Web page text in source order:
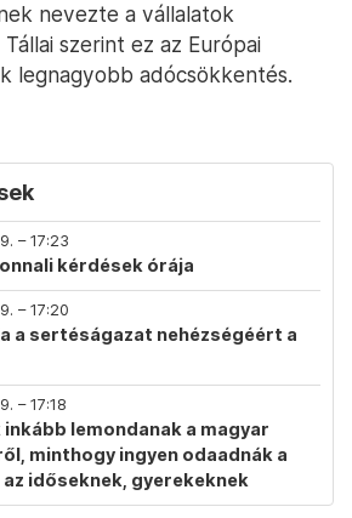
nevezte a vállalatok
szerint ez az Európai
legnagyobb adócsökkentés.
– 17:23
kérdések órája
– 17:20
a sertéságazat nehézségéért a
– 17:18
inkább lemondanak a magyar
minthogy ingyen odaadnák a
időseknek, gyerekeknek